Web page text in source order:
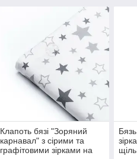
Клапоть бязі "Зоряний
карнавал" з сірими та
графітовими зірками на